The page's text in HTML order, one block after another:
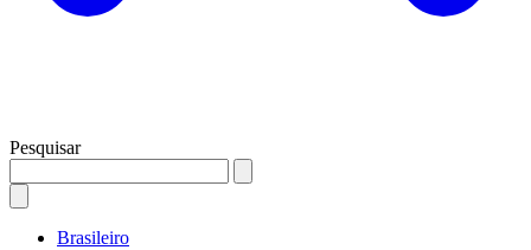
Pesquisar
Brasileiro